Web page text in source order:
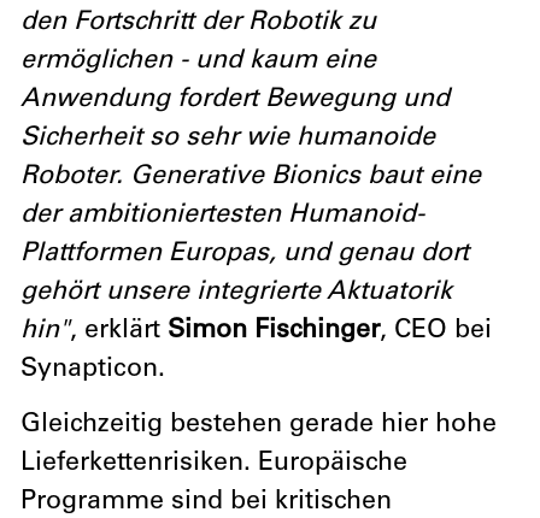
den Fortschritt der Robotik zu
ermöglichen - und kaum eine
Anwendung fordert Bewegung und
Sicherheit so sehr wie humanoide
Roboter. Generative Bionics baut eine
der ambitioniertesten Humanoid-
Plattformen Europas, und genau dort
gehört unsere integrierte Aktuatorik
hin", erklärt Simon Fischinger, CEO bei
Synapticon.
Gleichzeitig bestehen gerade hier hohe
Lieferkettenrisiken. Europäische
Programme sind bei kritischen